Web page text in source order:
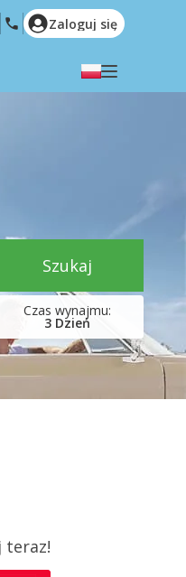
(US)
Zaloguj się
3 Dzień
Szukaj
teraz!